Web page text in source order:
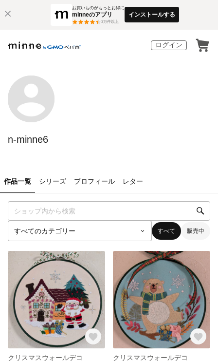
お買いものがもっとお得に
minneのアプリ
3万件以上
インストールする
ログイン
n-minne6
作品一覧 シリーズ プロフィール レター
すべて 販売中
クリスマスウォールデコ
クリスマスウォールデコ